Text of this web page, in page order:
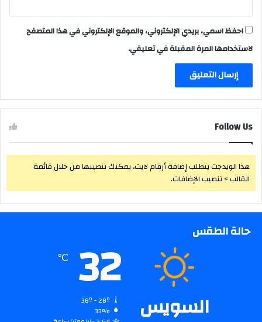
احفظ اسمي، بريدي الإلكتروني، والموقع الإلكتروني في هذا المتصفح
لاستخدامها المرة المقبلة في تعليقي.
Follow Us
هذا الويدجت يتطلب إضافة أرقام لايت، يمكنك تنصيبها من خلال قائمة
القالب > تنصيب الإضافات.
حالة الطقس
السويس
32
℃
33%